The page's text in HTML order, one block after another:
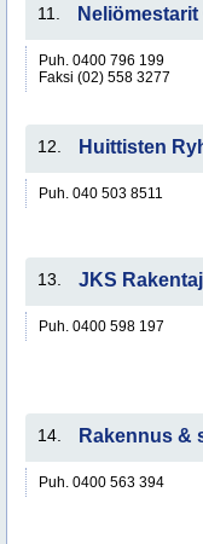
11. Neliömestarit
Puh. 0400 796 199
Faksi (02) 558 3277
12. Huittisten
Puh. 040 503 8511
13. JKS
Puh. 0400 598 197
14. Rakennus &
Puh. 0400 563 394